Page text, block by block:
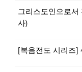
그리스도인으로서
사)
[복음전도 시리즈]